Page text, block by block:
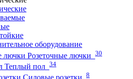
оборудование
Розеточные лючки 30
Теплый пол 34
8